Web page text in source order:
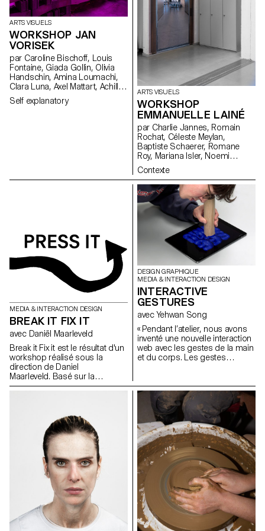
ARTS VISUELS
WORKSHOP JAN
VORISEK
par Caroline Bischoff, Louis
Fontaine, Giada Gollin, Olivia
Handschin, Amina Loumachi,
Clara Luna, Axel Mattart, Achille
Meier, Charlie Schär, Jamie
Soria, Nayla Younes, Mayalène
Self explanatory
ARTS VISUELS
WORKSHOP
EMMANUELLE LAINÉ
par Charlie Jannes, Romain
Rochat, Céleste Meylan,
Baptiste Schaerer, Romane
Roy, Mariana Isler, Noemi
Leneman, Anna Kawahara, Tom
Grbic, Julie Wuhrmann
Contexte
MEDIA & INTERACTION DESIGN
BREAK IT FIX IT
avec Daniël Maarleveld
Break it Fix it est le résultat d'un
workshop réalisé sous la
direction de Daniel
Maarleveld. Basé sur la
musique Technologic - Daft
musique afin de la valoriser
graphiquement. Le résultat est
à la fois: une série d'affiches, un
clip vidéo compilant les
différents systèmes
typographiques, ainsi qu'une
série de posters interactifs
basés sur les mêmes règles.
DESIGN GRAPHIQUE
MEDIA & INTERACTION DESIGN
INTERACTIVE
GESTURES
avec Yehwan Song
« Pendant l’atelier, nous avons
inventé une nouvelle interaction
web avec les gestes de la main
et du corps. Les gestes
été combinés avec l’écran
tactile du mobile, le capteur
gyroscopique, la caméra web
et les microphones, et ont créé
une nouvelle narration dans les
sites web à l’écran. Comme
nous utilisons des gestes
spécifiques pour exprimer
certains sentiments, nous
devons créer une interaction
web plus sophistiquée et
diversifiée. Cet atelier a été la
première étape de l’invention et
de l’exploration d’une
interaction diversifiée avec
l’utilisateur et d’une narration